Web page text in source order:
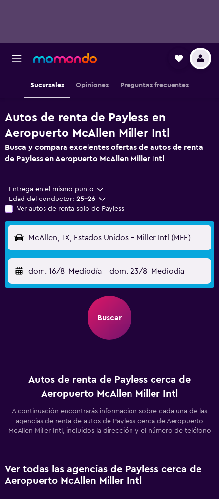
Sucursales Opiniones Preguntas frecuentes
Autos de renta de Payless en
Aeropuerto McAllen Miller Intl
Busca y compara excelentes ofertas de autos de renta
de Payless en Aeropuerto McAllen Miller Intl
Entrega en el mismo punto
Edad del conductor: 25-26
Ver autos de renta solo de Payless
McAllen, TX, Estados Unidos - Miller Intl (MFE)
dom. 16/8 Mediodía - dom. 23/8 Mediodía
Buscar
Autos de renta de Payless cerca de
Aeropuerto McAllen Miller Intl
A continuación encontrarás información sobre cada una de las
agencias de renta de autos de Payless cerca de Aeropuerto
McAllen Miller Intl, incluidos la dirección y el número de teléfono
Ver todas las agencias de Payless cerca de
Aeropuerto McAllen Miller Intl